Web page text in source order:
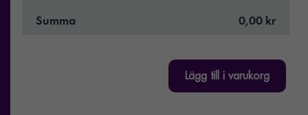
Summa 0,00 kr
Lägg till i varukorg